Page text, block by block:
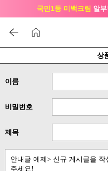
국민1등 미백크림 알
상
이름
비밀번호
제목